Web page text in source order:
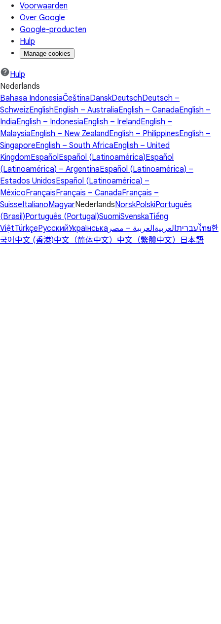
Voorwaarden
Over Google
Google-producten
Hulp
Manage cookies
Hulp
Nederlands
Bahasa IndonesiaČeštinaDanskDeutschDeutsch –
SchweizEnglishEnglish – AustraliaEnglish – CanadaEnglish –
IndiaEnglish – IndonesiaEnglish – IrelandEnglish –
MalaysiaEnglish – New ZealandEnglish – PhilippinesEnglish –
SingaporeEnglish – South AfricaEnglish – United
KingdomEspañolEspañol (Latinoamérica)Español
(Latinoamérica) – ArgentinaEspañol (Latinoamérica) –
Estados UnidosEspañol (Latinoamérica) –
MéxicoFrançaisFrançais – CanadaFrançais –
SuisseItalianoMagyarNederlandsNorskPolskiPortuguês
(Brasil)Português (Portugal)SuomiSvenskaTiếng
ViệtTürkçeРусскийУкраїнська עבריתالعربيةالعربية – مصر ไทย한
국어 中文 (香港)中文（简体中文） 中文（繁體中文） 日本語